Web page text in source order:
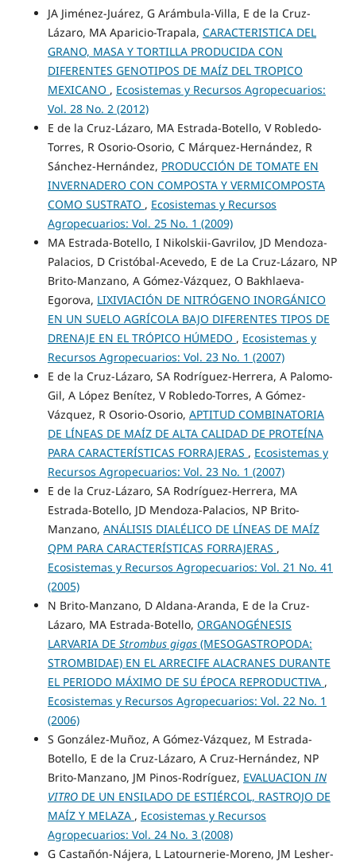
JA Jiménez-Juárez, G Arámbula-Villa, E de la Cruz-
Lázaro, MA Aparicio-Trapala, CARACTERISTICA DEL
GRANO, MASA Y TORTILLA PRODUCIDA CON
DIFERENTES GENOTIPOS DE MAÍZ DEL TROPICO
MEXICANO , Ecosistemas y Recursos Agropecuarios:
Vol. 28 No. 2 (2012)
E de la Cruz-Lázaro, MA Estrada-Botello, V Robledo-
Torres, R Osorio-Osorio, C Márquez-Hernández, R
Sánchez-Hernández, PRODUCCIÓN DE TOMATE EN
INVERNADERO CON COMPOSTA Y VERMICOMPOSTA
COMO SUSTRATO , Ecosistemas y Recursos
Agropecuarios: Vol. 25 No. 1 (2009)
MA Estrada-Botello, I Nikolskii-Gavrilov, JD Mendoza-
Palacios, D Cristóbal-Acevedo, E de La Cruz-Lázaro, NP
Brito-Manzano, A Gómez-Vázquez, O Bakhlaeva-
Egorova, LIXIVIACIÓN DE NITRÓGENO INORGÁNICO
EN UN SUELO AGRÍCOLA BAJO DIFERENTES TIPOS DE
DRENAJE EN EL TRÓPICO HÚMEDO , Ecosistemas y
Recursos Agropecuarios: Vol. 23 No. 1 (2007)
E de la Cruz-Lázaro, SA Rodríguez-Herrera, A Palomo-
Gil, A López Benítez, V Robledo-Torres, A Gómez-
Vázquez, R Osorio-Osorio, APTITUD COMBINATORIA
DE LÍNEAS DE MAÍZ DE ALTA CALIDAD DE PROTEÍNA
PARA CARACTERÍSTICAS FORRAJERAS , Ecosistemas y
Recursos Agropecuarios: Vol. 23 No. 1 (2007)
E de la Cruz-Lázaro, SA Rodríguez-Herrera, MA
Estrada-Botello, JD Mendoza-Palacios, NP Brito-
Manzano, ANÁLISIS DIALÉLICO DE LÍNEAS DE MAÍZ
QPM PARA CARACTERÍSTICAS FORRAJERAS ,
Ecosistemas y Recursos Agropecuarios: Vol. 21 No. 41
(2005)
N Brito-Manzano, D Aldana-Aranda, E de la Cruz-
Lázaro, MA Estrada-Botello, ORGANOGÉNESIS
LARVARIA DE Strombus gigas(MESOGASTROPODA:
STROMBIDAE) EN EL ARRECIFE ALACRANES DURANTE
EL PERIODO MÁXIMO DE SU ÉPOCA REPRODUCTIVA ,
Ecosistemas y Recursos Agropecuarios: Vol. 22 No. 1
(2006)
S González-Muñoz, A Gómez-Vázquez, M Estrada-
Botello, E de la Cruz-Lázaro, A Cruz-Hernández, NP
Brito-Manzano, JM Pinos-Rodríguez, EVALUACIONIN
VITRODE UN ENSILADO DE ESTIÉRCOL, RASTROJO DE
MAÍZ Y MELAZA , Ecosistemas y Recursos
Agropecuarios: Vol. 24 No. 3 (2008)
G Castañón-Nájera, L Latournerie-Moreno, JM Lesher-